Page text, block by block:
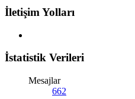
İletişim Yolları
İstatistik Verileri
Mesajlar
662